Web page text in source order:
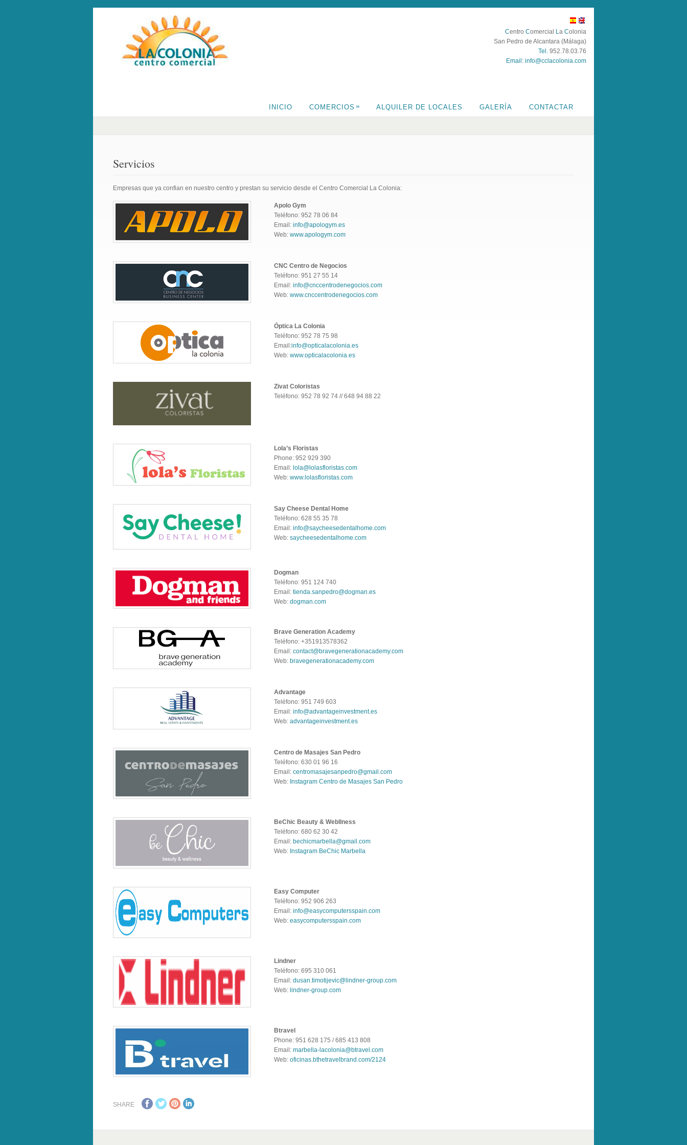
Centro Comercial La Colonia
San Pedro de Alcantara (Málaga)
Tel. 952.78.03.76
Email: info@cclacolonia.com
INICIO COMERCIOS » ALQUILER DE LOCALES GALERÍA CONTACTAR
Servicios
Empresas que ya confian en nuestro centro y prestan su servicio desde el Centro Comercial La Colonia:
Apolo Gym
Teléfono: 952 78 06 84
Email: info@apologym.es
Web:www.apologym.com
CNC Centro de Negocios
Teléfono: 951 27 55 14
Email:info@cnccentrodenegocios.com
Web:www.cnccentrodenegocios.com
Óptica La Colonia
Teléfono: 952 78 75 98
Email:info@opticalacolonia.es
Web:www.opticalacolonia.es
Zivat Coloristas
Teléfono: 952 78 92 74 // 648 94 88 22
Lola’s Floristas
Phone: 952 929 390
Email:lola@lolasfloristas.com
Web:www.lolasfloristas.com
Say Cheese Dental Home
Teléfono: 628 55 35 78
Email:info@saycheesedentalhome.com
Web:saycheesedentalhome.com
Dogman
Teléfono: 951 124 740
Email:tienda.sanpedro@dogman.es
Web:dogman.com
Brave Generation Academy
Teléfono: +351913578362
Email:contact@bravegenerationacademy.com
Web: bravegenerationacademy.com
Advantage
Teléfono: 951 749 603
Email:info@advantageinvestment.es
Web:advantageinvestment.es
Centro de Masajes San Pedro
Teléfono: 630 01 96 16
Email:centromasajesanpedro@gmail.com
Web: Instagram Centro de Masajes San Pedro
BeChic Beauty & Webllness
Teléfono: 680 62 30 42
Email: bechicmarbella@gmail.com
Web: Instagram BeChic Marbella
Easy Computer
Teléfono: 952 906 263
Email:info@easycomputersspain.com
Web:easycomputersspain.com
Lindner
Teléfono: 695 310 061
Email:dusan.timotijevic@lindner-group.com
Web:lindner-group.com
Btravel
Phone: 951 628 175 / 685 413 808
Email:marbella-lacolonia@btravel.com
Web:oficinas.bthetravelbrand.com/2124
SHARE